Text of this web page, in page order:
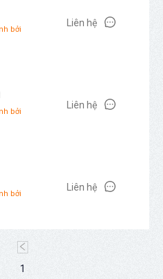
bởi
Liên hệ
bởi
Liên hệ
bởi
Liên hệ
1